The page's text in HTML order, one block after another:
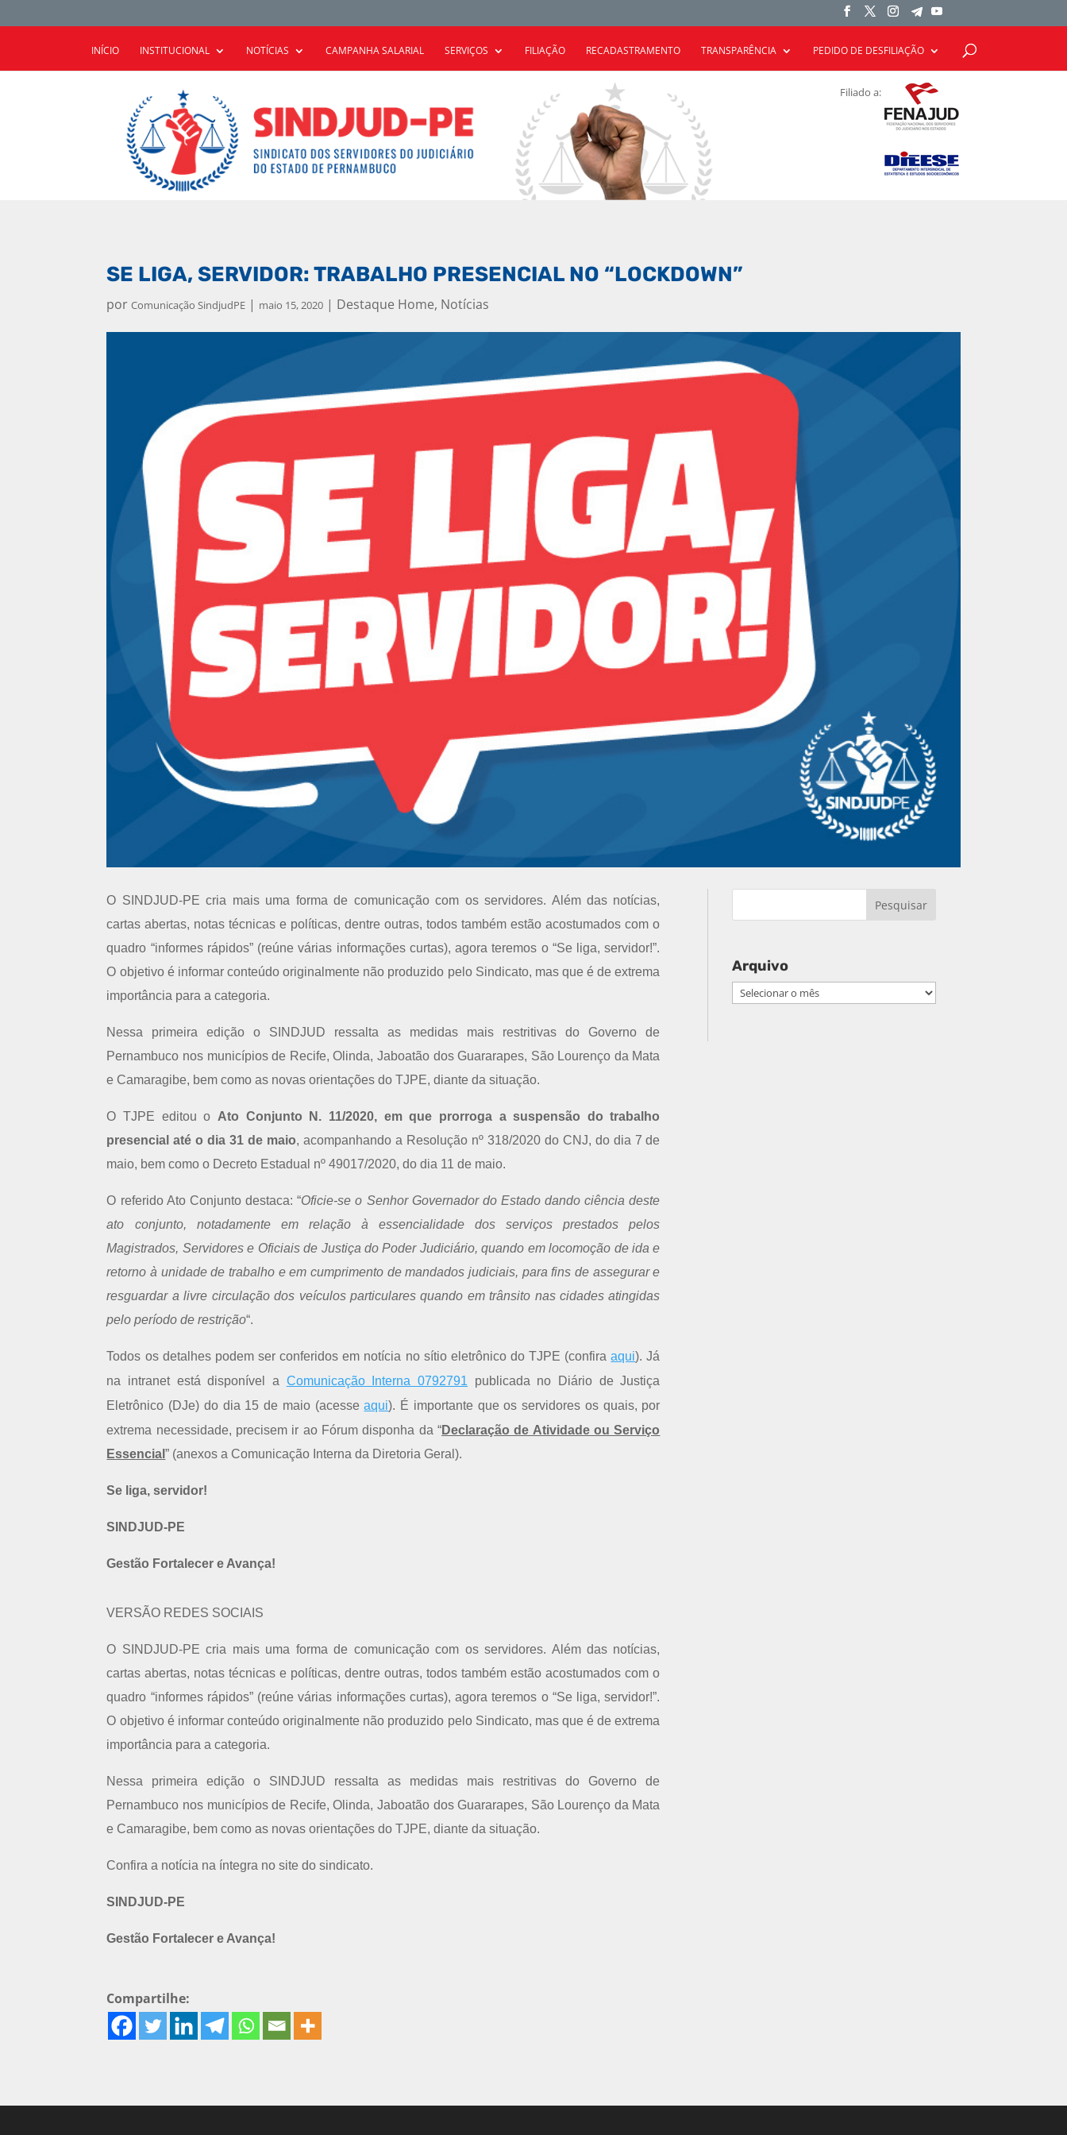
INÍCIO INSTITUCIONAL NOTÍCIAS CAMPANHA SALARIAL SERVIÇOS FILIAÇÃO RECADASTRAMENTO TRANSPARÊNCIA PEDIDO DE DESFILIAÇÃO
Filiado a:
SE LIGA, SERVIDOR: TRABALHO PRESENCIAL NO “LOCKDOWN”
porComunicação SindjudPE | maio 15, 2020 | Destaque Home, Notícias
O SINDJUD-PE cria mais uma forma de comunicação com os servidores. Além das notícias,
cartas abertas, notas técnicas e políticas, dentre outras, todos também estão acostumados com o
quadro “informes rápidos” (reúne várias informações curtas), agora teremos o “Se liga, servidor!”.
O objetivo é informar conteúdo originalmente não produzido pelo Sindicato, mas que é de extrema
importância para a categoria.
Nessa primeira edição o SINDJUD ressalta as medidas mais restritivas do Governo de
Pernambuco nos municípios de Recife, Olinda, Jaboatão dos Guararapes, São Lourenço da Mata
e Camaragibe, bem como as novas orientações do TJPE, diante da situação.
O TJPE editou o Ato Conjunto N. 11/2020, em que prorroga a suspensão do trabalho
presencial até o dia 31 de maio, acompanhando a Resolução nº 318/2020 do CNJ, do dia 7 de
maio, bem como o Decreto Estadual nº 49017/2020, do dia 11 de maio.
O referido Ato Conjunto destaca: “Oficie-se o Senhor Governador do Estado dando ciência deste
ato conjunto, notadamente em relação à essencialidade dos serviços prestados pelos
Magistrados, Servidores e Oficiais de Justiça do Poder Judiciário, quando em locomoção de ida e
retorno à unidade de trabalho e em cumprimento de mandados judiciais, para fins de assegurar e
resguardar a livre circulação dos veículos particulares quando em trânsito nas cidades atingidas
pelo período de restrição“.
Todos os detalhes podem ser conferidos em notícia no sítio eletrônico do TJPE (confiraaqui). Já
na intranet está disponível a Comunicação Interna 0792791 publicada no Diário de Justiça
Eletrônico (DJe) do dia 15 de maio (acesseaqui). É importante que os servidores os quais, por
extrema necessidade, precisem ir ao Fórum disponha da “Declaração de Atividade ou Serviço
Essencial” (anexos a Comunicação Interna da Diretoria Geral).
Se liga, servidor!
SINDJUD-PE
Gestão Fortalecer e Avança!
VERSÃO REDES SOCIAIS
O SINDJUD-PE cria mais uma forma de comunicação com os servidores. Além das notícias,
cartas abertas, notas técnicas e políticas, dentre outras, todos também estão acostumados com o
quadro “informes rápidos” (reúne várias informações curtas), agora teremos o “Se liga, servidor!”.
O objetivo é informar conteúdo originalmente não produzido pelo Sindicato, mas que é de extrema
importância para a categoria.
Nessa primeira edição o SINDJUD ressalta as medidas mais restritivas do Governo de
Pernambuco nos municípios de Recife, Olinda, Jaboatão dos Guararapes, São Lourenço da Mata
e Camaragibe, bem como as novas orientações do TJPE, diante da situação.
Confira a notícia na íntegra no site do sindicato.
SINDJUD-PE
Gestão Fortalecer e Avança!
Compartilhe:
Arquivo
Arquivo